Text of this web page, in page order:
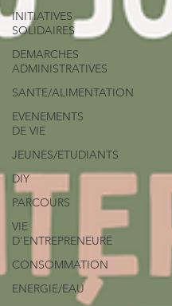
INITIATIVES
SOLIDAIRES
DEMARCHES
ADMINISTRATIVES
SANTE/ALIMENTATION
EVENEMENTS
DE VIE
JEUNES/ETUDIANTS
DIY
PARCOURS
VIE
D'ENTREPRENEURE
CONSOMMATION
ENERGIE/EAU